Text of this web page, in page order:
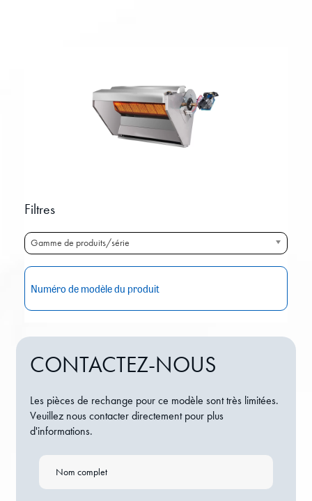
Filtres
Gamme de produits/série
CONTACTEZ-NOUS
Les pièces de rechange pour ce modèle sont très limitées.
Veuillez nous contacter directement pour plus
d'informations.